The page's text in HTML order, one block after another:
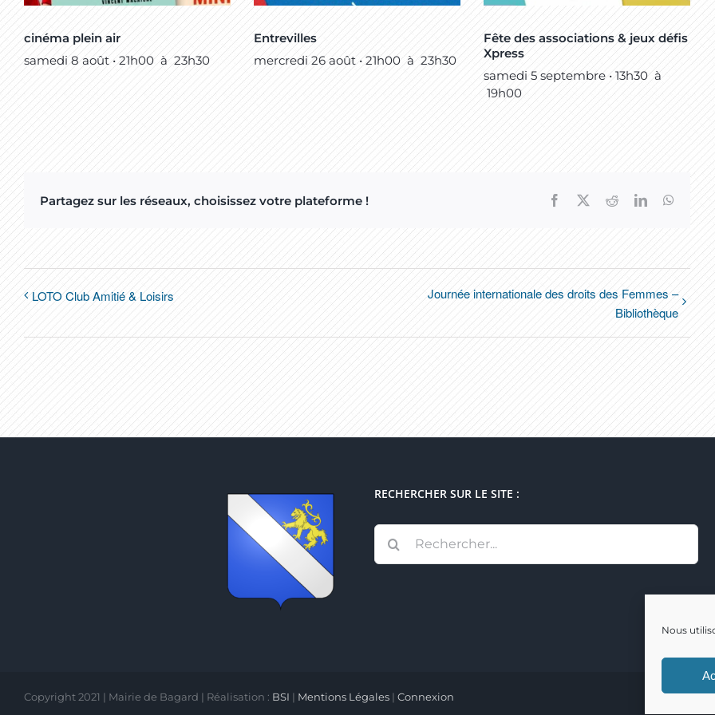
Nous
cinéma plein air
samedi 8 août • 21h00 à 23h30
Entrevilles
mercredi 26 août • 21h00 à 23h30
Fête des associations & jeux défis
Xpress
samedi 5 septembre • 13h30 à
19h00
Partagez sur les réseaux, choisissez votre plateforme ! Facebook
X RedditLinkedIn
LOTO Club Amitié & Loisirs
Journée internationale des droits des Femmes –
Bibliothèque
RECHERCHER SUR LE SITE :
Copyright 2021 | Mairie de Bagard | Réalisation : BSI | Mentions Légales | Connexion